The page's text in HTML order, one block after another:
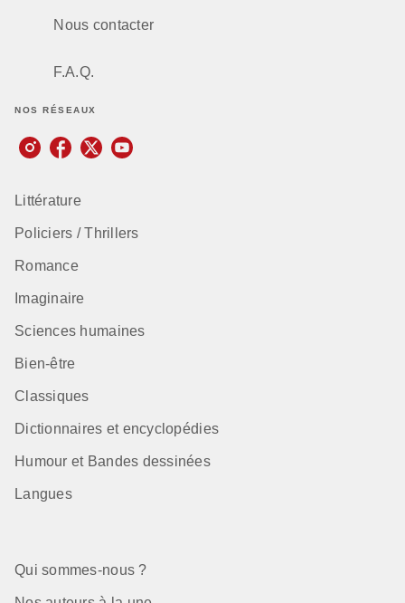
Nous contacter
F.A.Q.
NOS RÉSEAUX
Littérature
Policiers / Thrillers
Romance
Imaginaire
Sciences humaines
Bien-être
Classiques
Dictionnaires et encyclopédies
Humour et Bandes dessinées
Langues
Qui sommes-nous ?